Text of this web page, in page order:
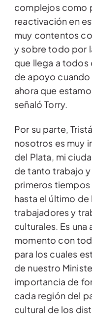
complejos como
reactivación en
muy contentos
y sobre todo por
que llega a todos
de apoyo
ahora que
señaló Torry.
Por su parte,
nosotros es muy
del Plata, mi
de tanto trabajo
primeros tiempos
hasta el último
trabajadores y
culturales. Es
momento con
para los cuales
de nuestro
importancia de
cada región del
cultural de los